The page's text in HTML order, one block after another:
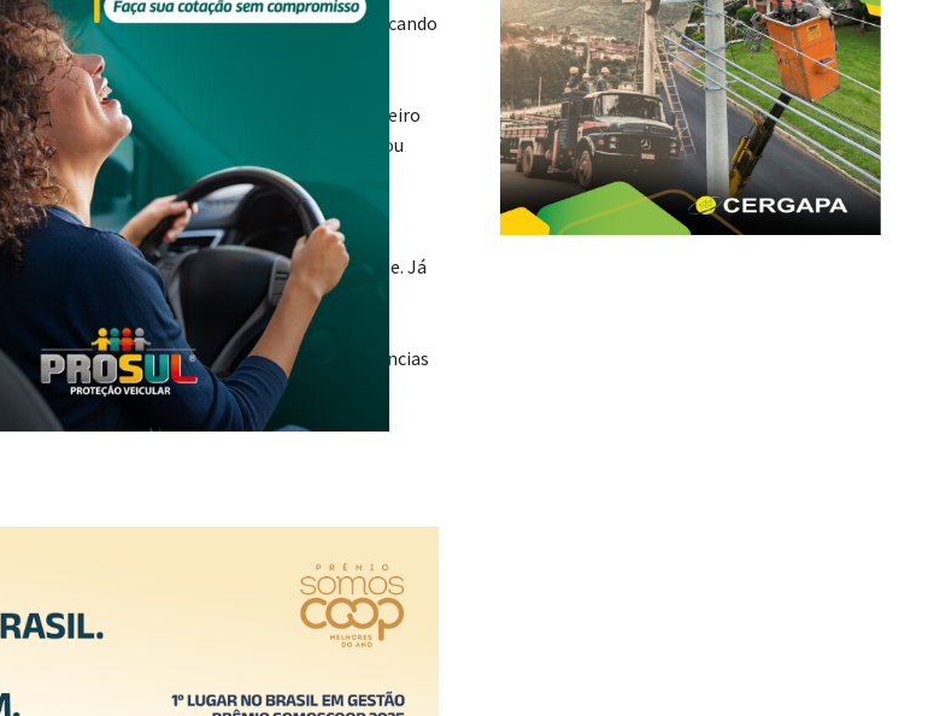
em Itajaí, armado com um facão, provocando
em um confronto físico. Durante a luta, o porteiro
que estava armada, reagiu à situação e atirou
de prisão em aberto por estupro de
de Saúde (CIS) no bairro São Vicente. Já
apreensão entre os fiéis, e as circunstâncias